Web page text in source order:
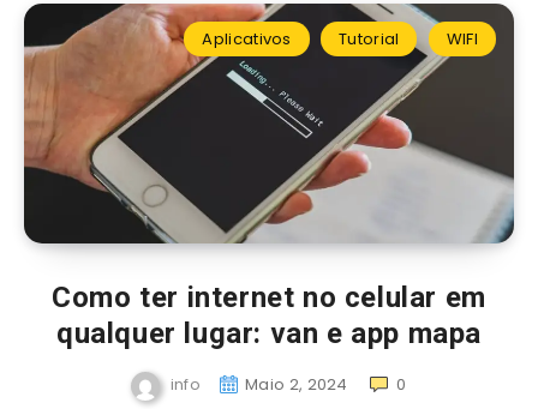
Aplicativos Tutorial WIFI
Como ter internet no celular em
qualquer lugar: van e app mapa
info Maio 2, 2024 0